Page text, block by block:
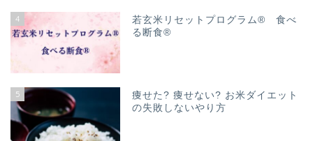
4
若玄米リセットプログラム® 食べ
る断食®
5
痩せた? 痩せない? お米ダイエット
の失敗しないやり方